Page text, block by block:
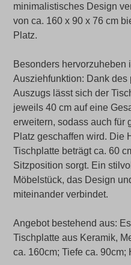
minimalistisches Design
von ca. 160 x 90 x 76 cm
Platz.
Besonders hervorzuheben
Ausziehfunktion: Dank
Auszugs lässt sich der
jeweils 40 cm auf eine
erweitern, sodass auch für
Platz geschaffen wird. Die
Tischplatte beträgt ca. 60
Sitzposition sorgt. Ein
Möbelstück, das Design
miteinander verbindet.
Angebot bestehend aus:
Tischplatte aus Keramik,
ca. 160cm; Tiefe ca. 90cm;